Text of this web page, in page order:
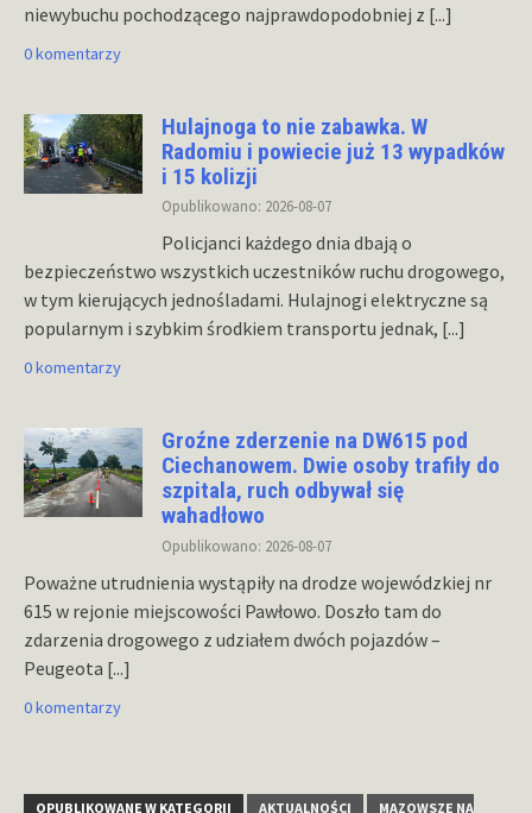
niewybuchu pochodzącego najprawdopodobniej z [...]
0 komentarzy
Hulajnoga to nie zabawka. W
Radomiu i powiecie już 13 wypadków
i 15 kolizji
Opublikowano: 2026-08-07
Policjanci każdego dnia dbają o
bezpieczeństwo wszystkich uczestników ruchu drogowego,
w tym kierujących jednośladami. Hulajnogi elektryczne są
popularnym i szybkim środkiem transportu jednak, [...]
0 komentarzy
Groźne zderzenie na DW615 pod
Ciechanowem. Dwie osoby trafiły do
szpitala, ruch odbywał się
wahadłowo
Opublikowano: 2026-08-07
Poważne utrudnienia wystąpiły na drodze wojewódzkiej nr
615 w rejonie miejscowości Pawłowo. Doszło tam do
zdarzenia drogowego z udziałem dwóch pojazdów –
Peugeota [...]
0 komentarzy
OPUBLIKOWANE W KATEGORII AKTUALNOŚCI MAZOWSZE NA